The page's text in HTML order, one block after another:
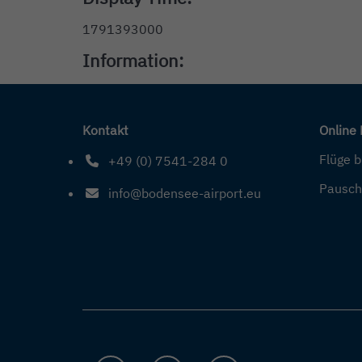
1791393000
Information:
Kontakt
+49 (0) 7541-284 0
Telefonnummer: 4 9 0 7 5 4 1 2 8 4 0
info@bodensee-airport.eu
E-Mail Adresse: info@bodensee-airport.eu
Online
Flüge